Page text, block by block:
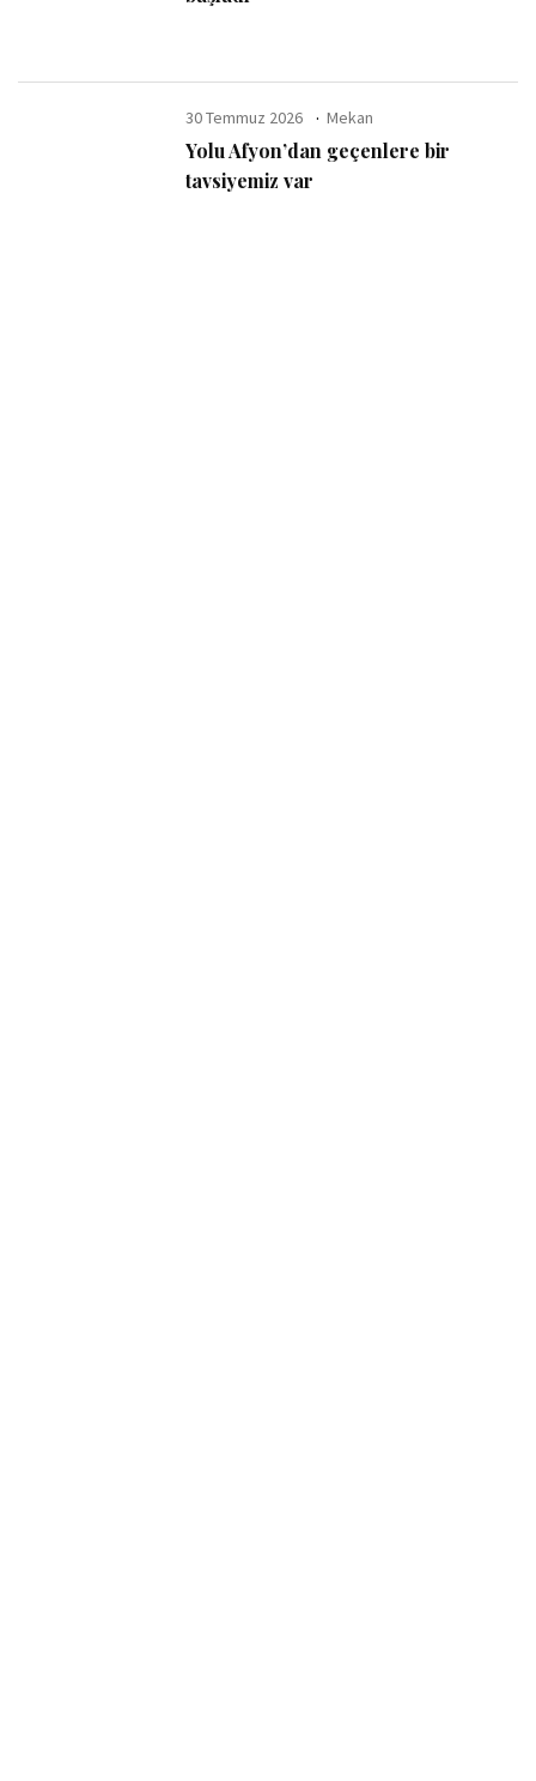
30 Temmuz 2026 Mekan
Yolu Afyon’dan geçenlere bir
tavsiyemiz var